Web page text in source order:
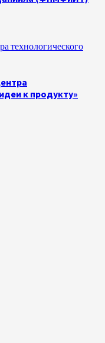
технологического
к продукту»